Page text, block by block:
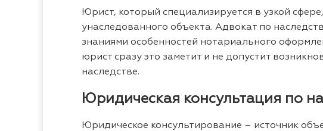
Юрист, который специализируется в узкой
унаследованного объекта. Адвокат по
знаниями особенностей нотариального
юрист сразу это заметит и не допустит
наследстве.
Юридическая консультация по
Юридическое консультирование – источник